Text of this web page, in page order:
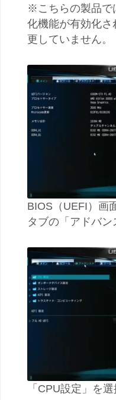
※こちらの製品で
化機能が有効化
更していません。
BIOS（UEFI）画
タブの「アドバン
「CPU設定」を選